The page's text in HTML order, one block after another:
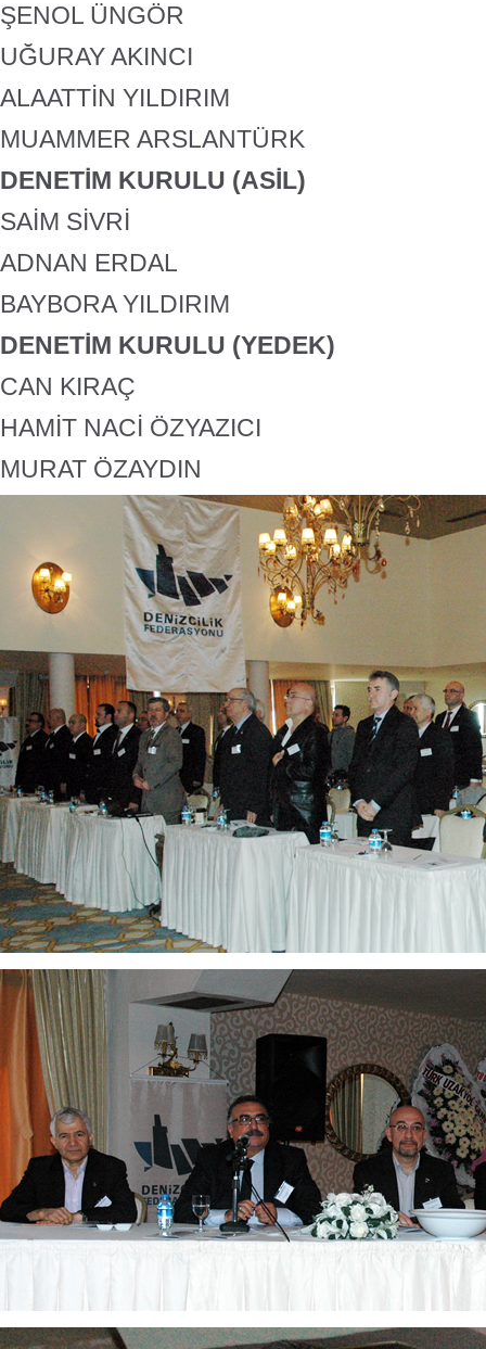
ŞENOL ÜNGÖR
UĞURAY AKINCI
ALAATTİN YILDIRIM
MUAMMER ARSLANTÜRK
DENETİM KURULU (ASİL)
SAİM SİVRİ
ADNAN ERDAL
BAYBORA YILDIRIM
DENETİM KURULU (YEDEK)
CAN KIRAÇ
HAMİT NACİ ÖZYAZICI
MURAT ÖZAYDIN